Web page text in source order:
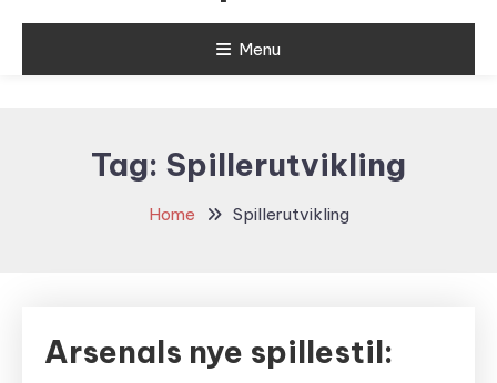
Menu
Tag: Spillerutvikling
Home Spillerutvikling
Arsenals nye spillestil: